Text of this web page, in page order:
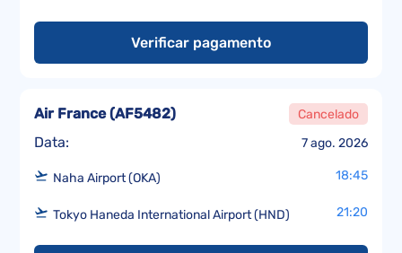
Verificar pagamento
Data: 7 ago. 2026
Air France(AF5482) Cancelado
Naha Airport (OKA) 18:45
Tokyo Haneda International Airport (HND) 21:20